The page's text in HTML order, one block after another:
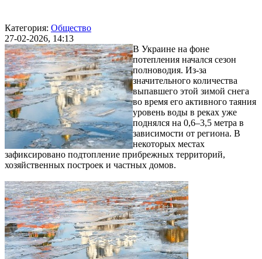
Категория: Общество
27-02-2026, 14:13
В Украине на фоне
потепления начался сезон
полноводия. Из-за
значительного количества
выпавшего этой зимой снега
во время его активного таяния
уровень воды в реках уже
поднялся на 0,6–3,5 метра в
зависимости от региона. В
некоторых местах
зафиксировано подтопление прибрежных территорий,
хозяйственных построек и частных домов.